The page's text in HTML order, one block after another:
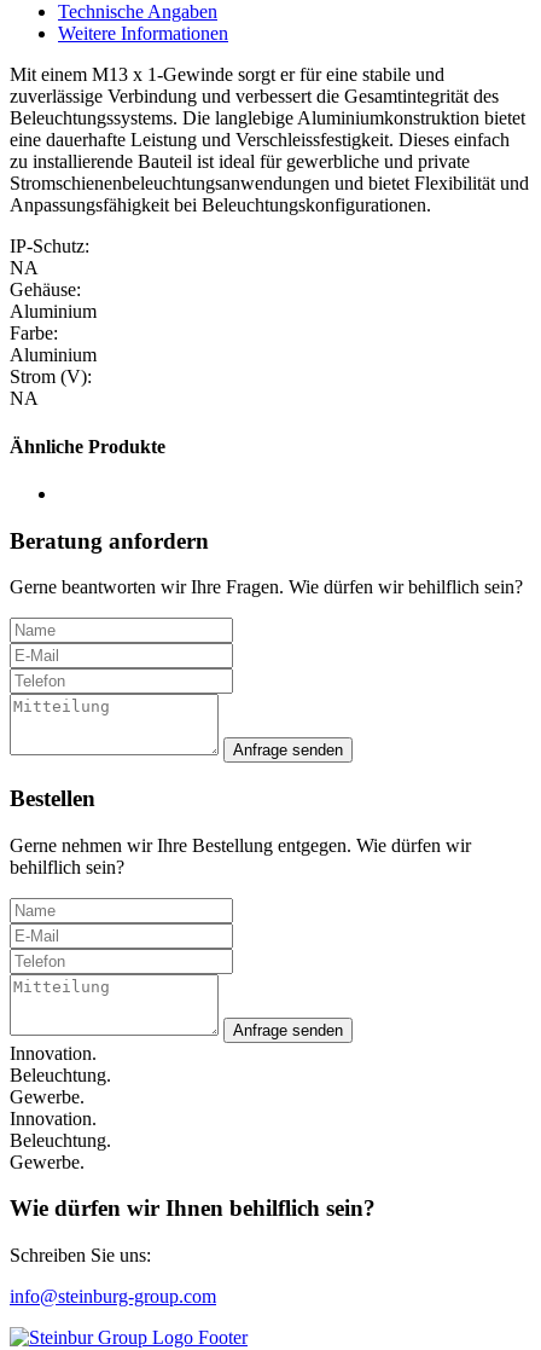
Technische Angaben
Weitere Informationen
Mit einem M13 x 1-Gewinde sorgt er für eine stabile und
zuverlässige Verbindung und verbessert die Gesamtintegrität des
Beleuchtungssystems. Die langlebige Aluminiumkonstruktion bietet
eine dauerhafte Leistung und Verschleissfestigkeit. Dieses einfach
zu installierende Bauteil ist ideal für gewerbliche und private
Stromschienenbeleuchtungsanwendungen und bietet Flexibilität und
Anpassungsfähigkeit bei Beleuchtungskonfigurationen.
IP-Schutz:
NA
Gehäuse:
Aluminium
Farbe:
Aluminium
Strom (V):
NA
Ähnliche Produkte
Beratung anfordern
Gerne beantworten wir Ihre Fragen. Wie dürfen wir behilflich sein?
Anfrage senden
Bestellen
Gerne nehmen wir Ihre Bestellung entgegen. Wie dürfen wir
behilflich sein?
Anfrage senden
Innovation.
Beleuchtung.
Gewerbe.
Innovation.
Beleuchtung.
Gewerbe.
Wie dürfen wir Ihnen behilflich sein?
Schreiben Sie uns:
info@steinburg-group.com